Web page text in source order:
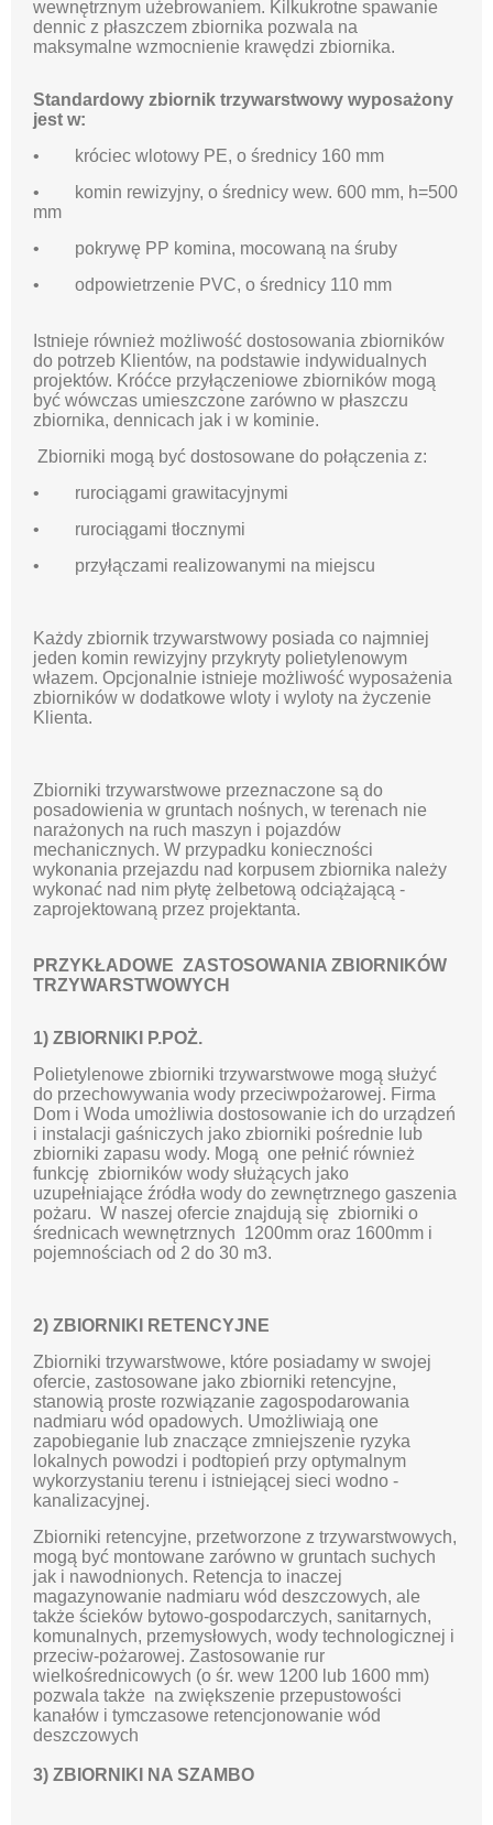
wewnętrznym użebrowaniem. Kilkukrotne spawanie
dennic z płaszczem zbiornika pozwala na
maksymalne wzmocnienie krawędzi zbiornika.
Standardowy zbiornik trzywarstwowy wyposażony
jest w:
• króciec wlotowy PE, o średnicy 160 mm
• komin rewizyjny, o średnicy wew. 600 mm, h=500
mm
• pokrywę PP komina, mocowaną na śruby
• odpowietrzenie PVC, o średnicy 110 mm
Istnieje również możliwość dostosowania zbiorników
do potrzeb Klientów, na podstawie indywidualnych
projektów. Króćce przyłączeniowe zbiorników mogą
być wówczas umieszczone zarówno w płaszczu
zbiornika, dennicach jak i w kominie.
Zbiorniki mogą być dostosowane do połączenia z:
• rurociągami grawitacyjnymi
• rurociągami tłocznymi
• przyłączami realizowanymi na miejscu
Każdy zbiornik trzywarstwowy posiada co najmniej
jeden komin rewizyjny przykryty polietylenowym
włazem. Opcjonalnie istnieje możliwość wyposażenia
zbiorników w dodatkowe wloty i wyloty na życzenie
Klienta.
Zbiorniki trzywarstwowe przeznaczone są do
posadowienia w gruntach nośnych, w terenach nie
narażonych na ruch maszyn i pojazdów
mechanicznych. W przypadku konieczności
wykonania przejazdu nad korpusem zbiornika należy
wykonać nad nim płytę żelbetową odciążającą -
zaprojektowaną przez projektanta.
PRZYKŁADOWE ZASTOSOWANIA ZBIORNIKÓW
TRZYWARSTWOWYCH
1) ZBIORNIKI P.POŻ.
Polietylenowe zbiorniki trzywarstwowe mogą służyć
do przechowywania wody przeciwpożarowej. Firma
Dom i Woda umożliwia dostosowanie ich do urządzeń
i instalacji gaśniczych jako zbiorniki pośrednie lub
zbiorniki zapasu wody. Mogą one pełnić również
funkcję zbiorników wody służących jako
uzupełniające źródła wody do zewnętrznego gaszenia
pożaru. W naszej ofercie znajdują się zbiorniki o
średnicach wewnętrznych 1200mm oraz 1600mm i
pojemnościach od 2 do 30 m3.
2) ZBIORNIKI RETENCYJNE
Zbiorniki trzywarstwowe, które posiadamy w swojej
ofercie, zastosowane jako zbiorniki retencyjne,
stanowią proste rozwiązanie zagospodarowania
nadmiaru wód opadowych. Umożliwiają one
zapobieganie lub znaczące zmniejszenie ryzyka
lokalnych powodzi i podtopień przy optymalnym
wykorzystaniu terenu i istniejącej sieci wodno -
kanalizacyjnej.
Zbiorniki retencyjne, przetworzone z trzywarstwowych,
mogą być montowane zarówno w gruntach suchych
jak i nawodnionych. Retencja to inaczej
magazynowanie nadmiaru wód deszczowych, ale
także ścieków bytowo-gospodarczych, sanitarnych,
komunalnych, przemysłowych, wody technologicznej i
przeciw-pożarowej. Zastosowanie rur
wielkośrednicowych (o śr. wew 1200 lub 1600 mm)
pozwala także na zwiększenie przepustowości
kanałów i tymczasowe retencjonowanie wód
deszczowych
3) ZBIORNIKI NA SZAMBO